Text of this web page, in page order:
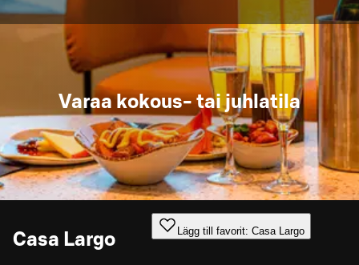
Varaa kokous- tai juhlatila
Casa Largo Lägg till favorit: Casa Largo